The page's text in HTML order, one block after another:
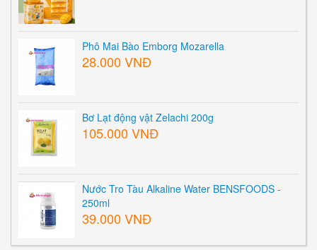
Phô Mai Bào Emborg Mozarella
28.000 VNĐ
Bơ Lạt động vật Zelachi 200g
105.000 VNĐ
Nước Tro Tàu Alkaline Water BENSFOODS -
250ml
39.000 VNĐ